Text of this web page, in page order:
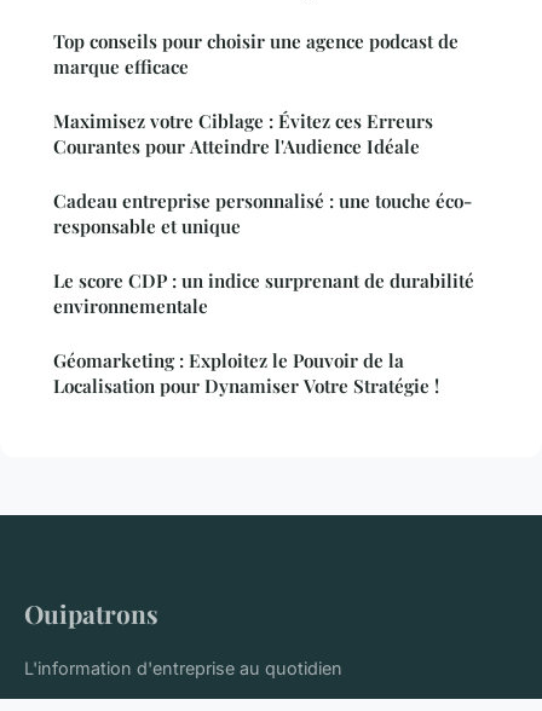
Top conseils pour choisir une agence podcast de
marque efficace
Maximisez votre Ciblage : Évitez ces Erreurs
Courantes pour Atteindre l'Audience Idéale
Cadeau entreprise personnalisé : une touche éco-
responsable et unique
Le score CDP : un indice surprenant de durabilité
environnementale
Géomarketing : Exploitez le Pouvoir de la
Localisation pour Dynamiser Votre Stratégie !
Ouipatrons
L'information d'entreprise au quotidien